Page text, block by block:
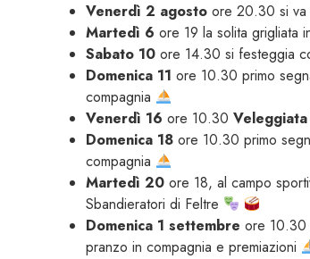
Venerdì 2 agosto ore 20.30 si va
Martedì 6 ore 19 la solita grigliata
Sabato 10 ore 14.30 si festeggia
Domenica 11 ore 10.30 primo
compagnia
Venerdì 16 ore 10.30
Domenica 18 ore 10.30 primo
compagnia
Martedì 20 ore 18, al campo
Sbandieratori di Feltre
Domenica 1 settembre ore 10.30
pranzo in compagnia e premiazioni